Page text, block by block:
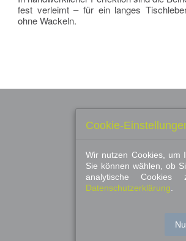
fest verleimt – für ein langes
ohne Wackeln.
impressum
datenschutz
rechtliche
Vertrag widerrufen
bildquellen
Cookie-
Wir nutzen Cookies, um
Sie können wählen, ob
analytische
Datenschutzerklärung